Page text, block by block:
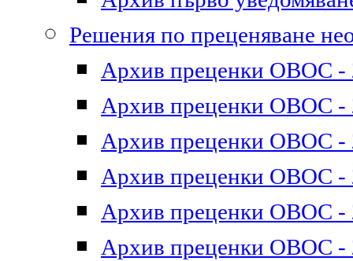
Решения по преценяване
Архив преценки ОВОС -
Архив преценки ОВОС -
Архив преценки ОВОС -
Архив преценки ОВОС -
Архив преценки ОВОС -
Архив преценки ОВОС -